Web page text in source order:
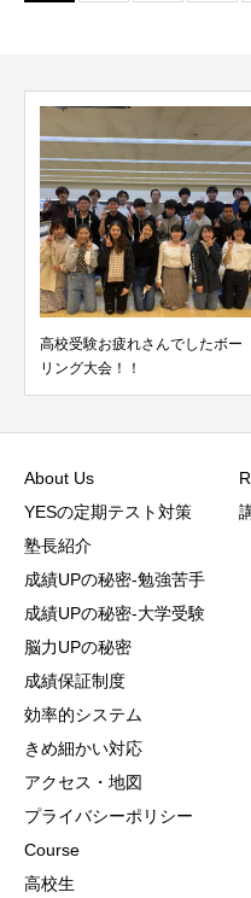
私が大手フランチャイズの個別
指導塾をやめた理由！（...
About Us
YESの定期テスト対策
塾長紹介
成績UPの秘密-勉強苦手
成績UPの秘密-大学受験
脳力UPの秘密
成績保証制度
効率的システム
きめ細かい対応
アクセス・地図
プライバシーポリシー
Course
高校生